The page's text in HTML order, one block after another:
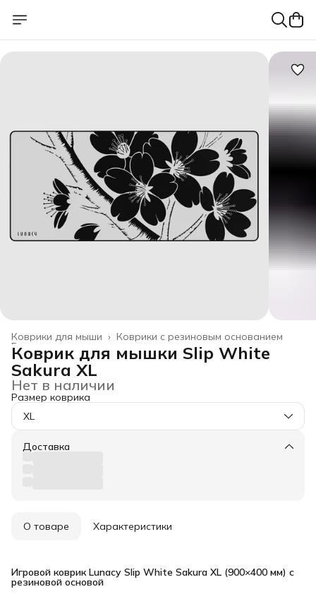
Коврики с резиновым основанием
Коврики для мыши ›
Главная
Коврик для мышки Slip White
Sakura XL
Нет в наличии
Размер коврика
XL
Доставка
О товаре Характеристики
Игровой коврик Lunacy Slip White Sakura XL (900×400 мм) с
резиновой основой